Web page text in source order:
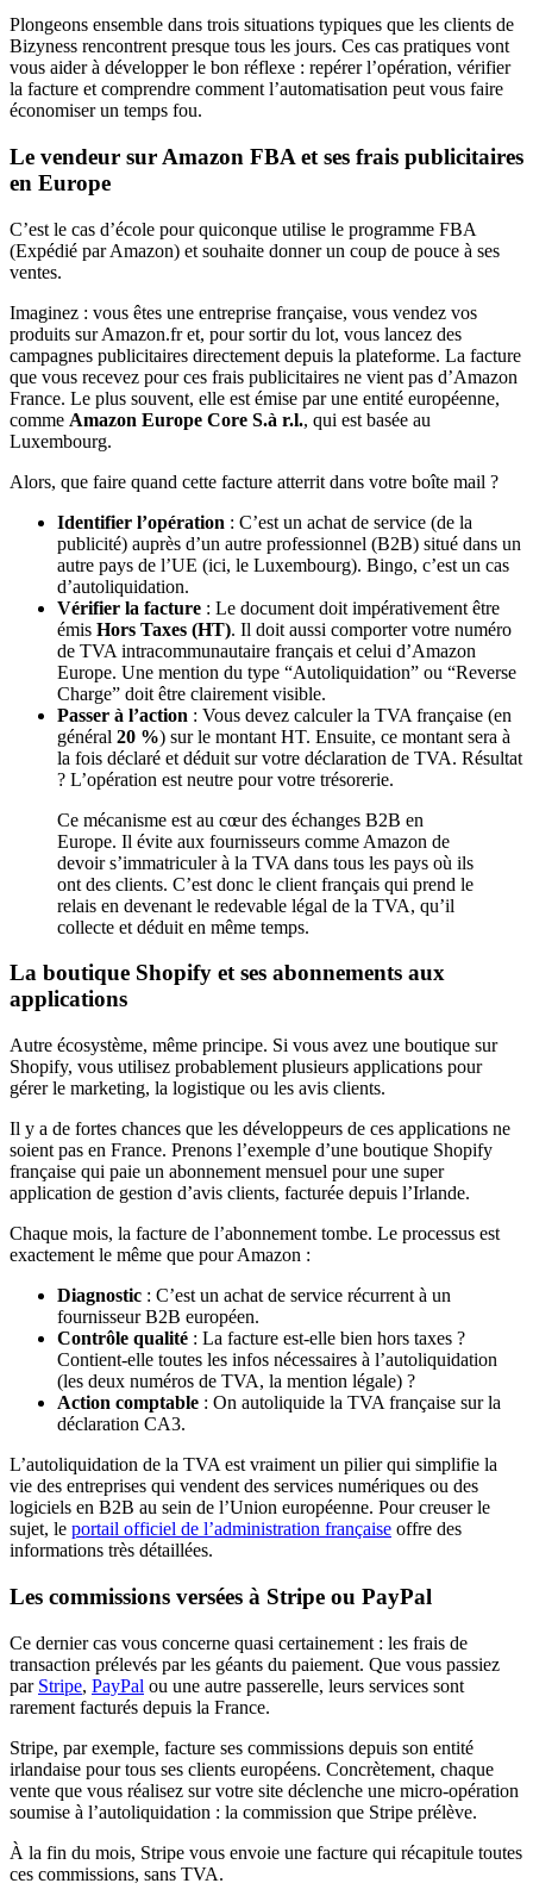
Plongeons ensemble dans trois situations typiques que les clients de
Bizyness rencontrent presque tous les jours. Ces cas pratiques vont
vous aider à développer le bon réflexe : repérer l’opération, vérifier
la facture et comprendre comment l’automatisation peut vous faire
économiser un temps fou.
Le vendeur sur Amazon FBA et ses frais publicitaires
en Europe
C’est le cas d’école pour quiconque utilise le programme FBA
(Expédié par Amazon) et souhaite donner un coup de pouce à ses
ventes.
Imaginez : vous êtes une entreprise française, vous vendez vos
produits sur Amazon.fr et, pour sortir du lot, vous lancez des
campagnes publicitaires directement depuis la plateforme. La facture
que vous recevez pour ces frais publicitaires ne vient pas d’Amazon
France. Le plus souvent, elle est émise par une entité européenne,
comme Amazon Europe Core S.à r.l., qui est basée au
Luxembourg.
Alors, que faire quand cette facture atterrit dans votre boîte mail ?
Identifier l’opération : C’est un achat de service (de la
publicité) auprès d’un autre professionnel (B2B) situé dans un
autre pays de l’UE (ici, le Luxembourg). Bingo, c’est un cas
d’autoliquidation.
Vérifier la facture : Le document doit impérativement être
émis Hors Taxes (HT). Il doit aussi comporter votre numéro
de TVA intracommunautaire français et celui d’Amazon
Europe. Une mention du type “Autoliquidation” ou “Reverse
Charge” doit être clairement visible.
Passer à l’action : Vous devez calculer la TVA française (en
général 20 %) sur le montant HT. Ensuite, ce montant sera à
la fois déclaré et déduit sur votre déclaration de TVA. Résultat
? L’opération est neutre pour votre trésorerie.
Ce mécanisme est au cœur des échanges B2B en
Europe. Il évite aux fournisseurs comme Amazon de
devoir s’immatriculer à la TVA dans tous les pays où ils
ont des clients. C’est donc le client français qui prend le
relais en devenant le redevable légal de la TVA, qu’il
collecte et déduit en même temps.
La boutique Shopify et ses abonnements aux
applications
Autre écosystème, même principe. Si vous avez une boutique sur
Shopify, vous utilisez probablement plusieurs applications pour
gérer le marketing, la logistique ou les avis clients.
Il y a de fortes chances que les développeurs de ces applications ne
soient pas en France. Prenons l’exemple d’une boutique Shopify
française qui paie un abonnement mensuel pour une super
application de gestion d’avis clients, facturée depuis l’Irlande.
Chaque mois, la facture de l’abonnement tombe. Le processus est
exactement le même que pour Amazon :
Diagnostic : C’est un achat de service récurrent à un
fournisseur B2B européen.
Contrôle qualité : La facture est-elle bien hors taxes ?
Contient-elle toutes les infos nécessaires à l’autoliquidation
(les deux numéros de TVA, la mention légale) ?
Action comptable : On autoliquide la TVA française sur la
déclaration CA3.
L’autoliquidation de la TVA est vraiment un pilier qui simplifie la
vie des entreprises qui vendent des services numériques ou des
logiciels en B2B au sein de l’Union européenne. Pour creuser le
sujet, le portail officiel de l’administration française offre des
informations très détaillées.
Les commissions versées à Stripe ou PayPal
Ce dernier cas vous concerne quasi certainement : les frais de
transaction prélevés par les géants du paiement. Que vous passiez
par Stripe, PayPal ou une autre passerelle, leurs services sont
rarement facturés depuis la France.
Stripe, par exemple, facture ses commissions depuis son entité
irlandaise pour tous ses clients européens. Concrètement, chaque
vente que vous réalisez sur votre site déclenche une micro-opération
soumise à l’autoliquidation : la commission que Stripe prélève.
À la fin du mois, Stripe vous envoie une facture qui récapitule toutes
ces commissions, sans TVA.